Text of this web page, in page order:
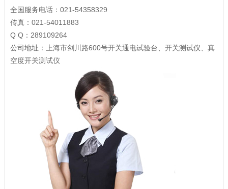
全国服务电话：021-54358329
传真：021-54011883
Q Q：289109264
公司地址：上海市剑川路600号开关通电试验台、开关测试仪、真
空度开关测试仪